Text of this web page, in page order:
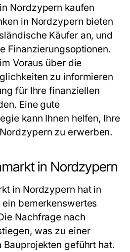
Nordzypern kaufen
in Nordzypern bieten
Käufer an, und
Finanzierungsoptionen.
Voraus über die
zu informieren
für Ihre finanziellen
Eine gute
kann Ihnen helfen, Ihre
zu erwerben.
in Nordzypern
in Nordzypern hat in
bemerkenswertes
Nachfrage nach
was zu einer
Bauprojekten geführt hat.